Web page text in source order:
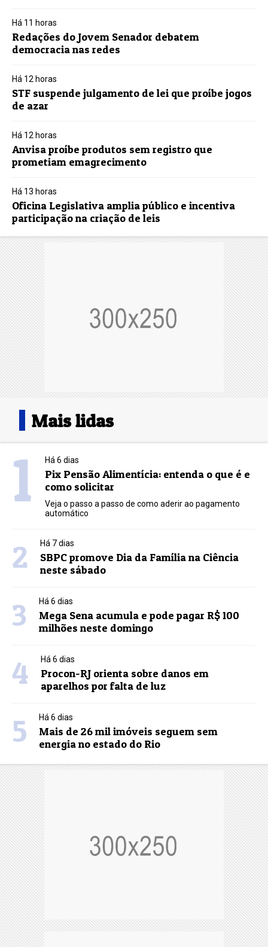
Há 11 horas
Redações do Jovem Senador debatem
democracia nas redes
Há 12 horas
STF suspende julgamento de lei que proíbe jogos
de azar
Há 12 horas
Anvisa proíbe produtos sem registro que
prometiam emagrecimento
Há 13 horas
Oficina Legislativa amplia público e incentiva
participação na criação de leis
Mais lidas
1 Há 6 dias
Pix Pensão Alimentícia: entenda o que é e
como solicitar
Veja o passo a passo de como aderir ao pagamento
automático
2 Há 7 dias
SBPC promove Dia da Família na Ciência
neste sábado
3 Há 6 dias
Mega Sena acumula e pode pagar R$ 100
milhões neste domingo
4 Há 6 dias
Procon-RJ orienta sobre danos em
aparelhos por falta de luz
5 Há 6 dias
Mais de 26 mil imóveis seguem sem
energia no estado do Rio